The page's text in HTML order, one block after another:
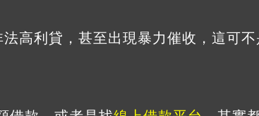
法高利貸，甚至出現暴力催收，這可